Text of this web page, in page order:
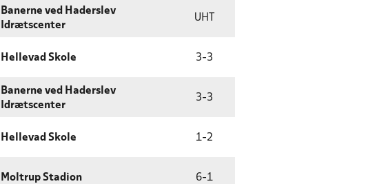
Banerne ved Haderslev
Idrætscenter
UHT
Hellevad Skole 3-3
Banerne ved Haderslev
Idrætscenter
3-3
Hellevad Skole 1-2
Moltrup Stadion 6-1